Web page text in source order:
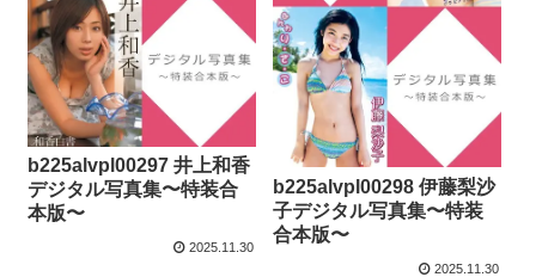
b225alvpl00297 井上和香
デジタル写真集〜特装合
本版〜
2025.11.30
b225alvpl00298 伊藤梨沙
子デジタル写真集〜特装
合本版〜
2025.11.30